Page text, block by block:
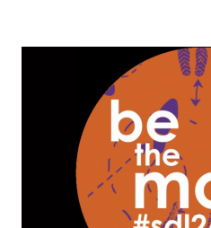
Bei uns zu Gast